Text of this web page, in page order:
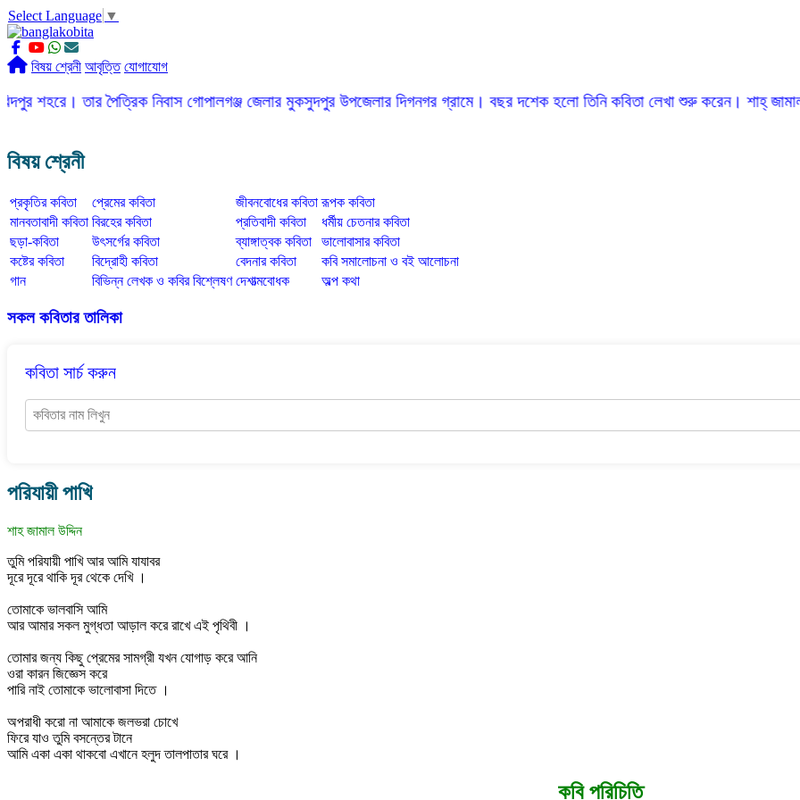
Select Language ▼
বিষয় শ্রেনী আবৃত্তি যোগাযোগ
তার পৈত্রিক নিবাস গোপালগঞ্জ জেলার মুকসুদপুর উপজেলার দিগনগর গ্রামে। বছর দশেক হলো তিনি কবিতা লেখা শুরু করেন। শাহ্
বিষয় শ্রেনী
প্রকৃতির কবিতা প্রেমের কবিতা জীবনবোধের কবিতা রূপক কবিতা
মানবতাবাদী কবিতা বিরহের কবিতা প্রতিবাদী কবিতা
ধর্মীয় চেতনার কবিতা
ছড়া-কবিতা
উৎসর্গের কবিতা ব্যাঙ্গাত্বক কবিতা
ভালোবাসার কবিতা
কষ্টের কবিতা
বিদ্রোহী কবিতা বেদনার কবিতা
কবি সমালোচনা ও বই আলোচনা
গান
বিভিন্ন লেখক ও কবির বিশ্লেষণ দেশাত্মবোধক অল্প কথা
সকল কবিতার তালিকা
কবিতা সার্চ করুন
পরিযায়ী পাখি
শাহ জামাল উদ্দিন
তুমি পরিযায়ী পাখি আর আমি যাযাবর
দূরে দূরে থাকি দূর থেকে দেখি ।
তোমাকে ভালবাসি আমি
আর আমার সকল মুগ্ধতা আড়াল করে রাখে এই পৃথিবী ।
তোমার জন্য কিছু প্রেমের সামগ্রী যখন যোগাড় করে আনি
ওরা কারন জিজ্ঞেস করে
পারি নাই তোমাকে ভালোবাসা দিতে ।
অপরাধী করো না আমাকে জলভরা চোখে
ফিরে যাও তুমি বসন্তের টানে
আমি একা একা থাকবো এখানে হলুদ তালপাতার ঘরে ।
কবি পরিচিতি